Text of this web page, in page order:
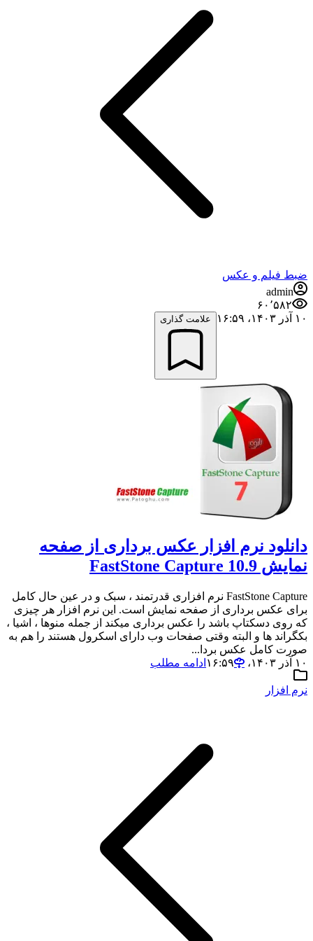
ضبط فيلم و عكس
admin
۶۰٬۵۸۲
۱۰ آذر ۱۴۰۳،‏ ۱۶:۵۹
علامت گذاری
دانلود نرم افزار عکس برداری از صفحه
نمایش FastStone Capture 10.9
FastStone Capture نرم افزاری قدرتمند ، سبک و در عین حال کامل
برای عکس برداری از صفحه نمایش است. این نرم افزار هر چیزی
که روی دسکتاپ باشد را عکس برداری میکند از جمله منوها ، اشیا ،
بکگراند ها و البته وقتی صفحات وب دارای اسکرول هستند را هم به
صورت کامل عکس بردا...
۱۰ آذر ۱۴۰۳،‏ ۱۶:۵۹
ادامه مطلب
نرم افزار